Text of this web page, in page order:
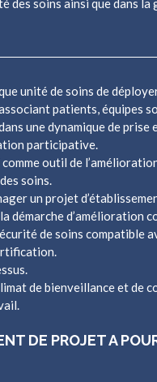
des soins ainsi que dans la
unité de soins de
patients, équipes
une dynamique de prise
participative.
outil de
soins.
un projet
démarche d’amélioration
de soins compatible
de bienveillance et de
DE PROJET A